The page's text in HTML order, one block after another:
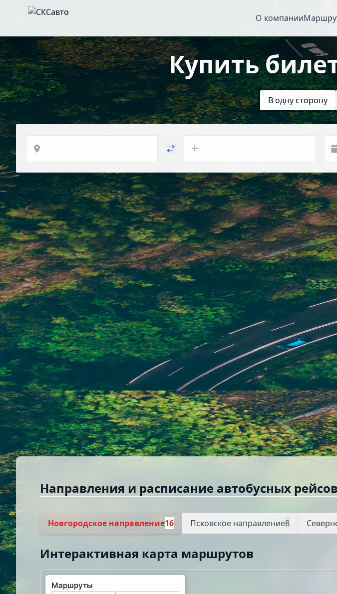
О компании
Купить
В одну сторону
Направления и расписание автобусных рейсов
Новгородское направление16 Псковское направление8
Интерактивная карта маршрутов
Маршруты